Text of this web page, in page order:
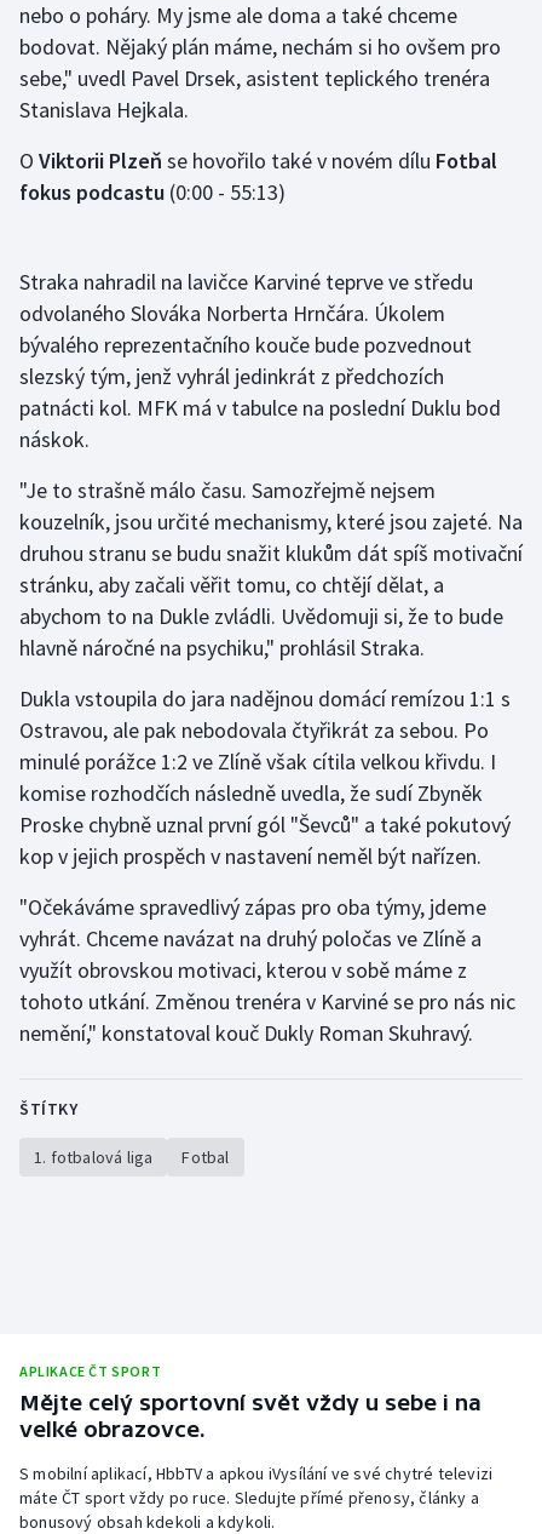
Olympijské hry
Parasport
Plavání
Plážový volejbal
Rychlobruslení
Rychlostní kanoistika
Short track
Sportovní střelba
Stolní tenis
Triatlon
Vodní slalom
Volejbal
Ostatní
nebo o poháry. My jsme ale doma a také chceme
bodovat. Nějaký plán máme, nechám si ho ovšem pro
sebe," uvedl Pavel Drsek, asistent teplického trenéra
Stanislava Hejkala.
O Viktorii Plzeň se hovořilo také v novém dílu Fotbal
fokus podcastu (0:00 - 55:13)
Straka nahradil na lavičce Karviné teprve ve středu
odvolaného Slováka Norberta Hrnčára. Úkolem
bývalého reprezentačního kouče bude pozvednout
slezský tým, jenž vyhrál jedinkrát z předchozích
patnácti kol. MFK má v tabulce na poslední Duklu bod
náskok.
"Je to strašně málo času. Samozřejmě nejsem
kouzelník, jsou určité mechanismy, které jsou zajeté. Na
druhou stranu se budu snažit klukům dát spíš motivační
stránku, aby začali věřit tomu, co chtějí dělat, a
abychom to na Dukle zvládli. Uvědomuji si, že to bude
hlavně náročné na psychiku," prohlásil Straka.
Dukla vstoupila do jara nadějnou domácí remízou 1:1 s
Ostravou, ale pak nebodovala čtyřikrát za sebou. Po
minulé porážce 1:2 ve Zlíně však cítila velkou křivdu. I
komise rozhodčích následně uvedla, že sudí Zbyněk
Proske chybně uznal první gól "Ševců" a také pokutový
kop v jejich prospěch v nastavení neměl být nařízen.
"Očekáváme spravedlivý zápas pro oba týmy, jdeme
vyhrát. Chceme navázat na druhý poločas ve Zlíně a
využít obrovskou motivaci, kterou v sobě máme z
tohoto utkání. Změnou trenéra v Karviné se pro nás nic
nemění," konstatoval kouč Dukly Roman Skuhravý.
ŠTÍTKY
1. fotbalová liga Fotbal
APLIKACE ČT SPORT
Mějte celý sportovní svět vždy u sebe i na
velké obrazovce.
S mobilní aplikací, HbbTV a apkou iVysílání ve své chytré televizi
máte ČT sport vždy po ruce. Sledujte přímé přenosy, články a
bonusový obsah kdekoli a kdykoli.